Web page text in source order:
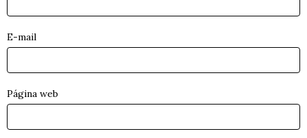
E-mail
Página web